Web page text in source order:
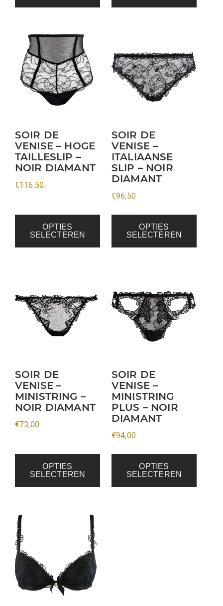
SOIR DE
VENISE – HOGE
TAILLESLIP –
NOIR DIAMANT
€116,50
OPTIES
SELECTEREN
product
heeft
meerdere
variaties.
kan
gekozen
worden
op
de
SOIR DE
VENISE –
ITALIAANSE
SLIP – NOIR
DIAMANT
€96,50
OPTIES
SELECTEREN
product
heeft
meerdere
variaties.
kan
gekozen
worden
op
de
productpagina
SOIR DE
VENISE –
MINISTRING –
NOIR DIAMANT
€73,00
OPTIES
SELECTEREN
heeft
meerdere
variaties.
kan
gekozen
worden
op
de
SOIR DE
VENISE –
MINISTRING
PLUS – NOIR
DIAMANT
€94,00
OPTIES
SELECTEREN
product
heeft
meerdere
variaties.
kan
gekozen
worden
op
productpagina
Dit
product
heeft
meerdere
variaties.
Deze